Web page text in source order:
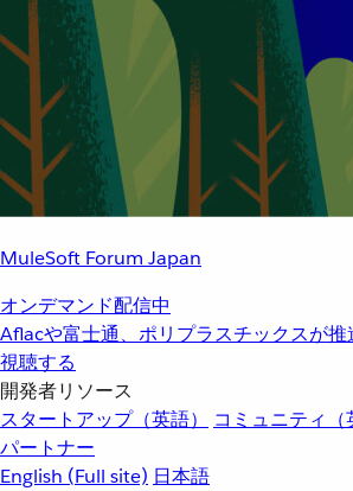
MuleSoft Forum Japan
オンデマンド配信中
Aflacや富士通、ポリプラスチックスが
視聴する
開発者リソース
スタートアップ（英語）
コミュニティ（
パートナー
English (Full site) 日本語